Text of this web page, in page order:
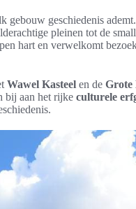
geschiedenis
pleinen tot de
hart en verwelkomt
Wawel Kasteel en de
bij aan het rijke culturele